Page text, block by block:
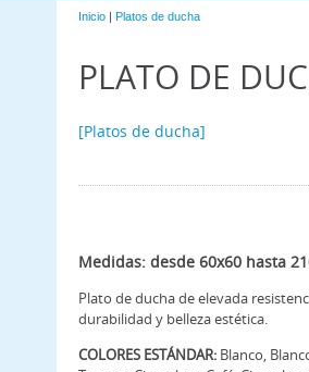
Inicio | Platos de ducha
PLATO DE
[Platos de ducha]
Medidas: desde 60x60 hasta
Plato de ducha de elevada
durabilidad y belleza estética.
COLORES ESTÁNDAR: Blanco,